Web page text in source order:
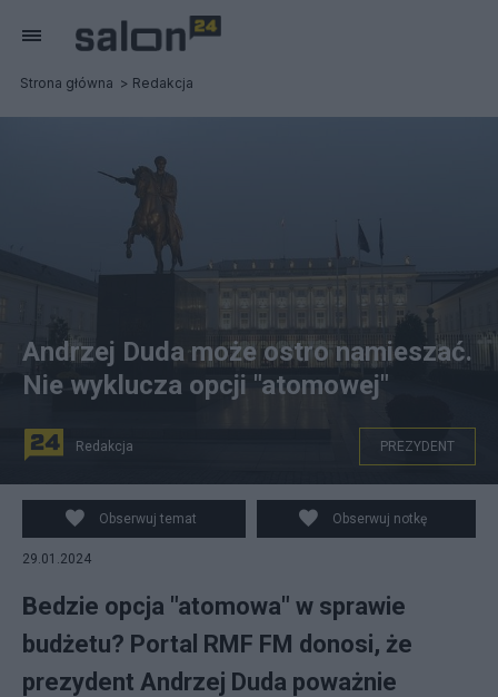
Strona główna Redakcja
KPRP
Andrzej Duda może ostro namieszać.
Nie wyklucza opcji "atomowej"
Redakcja PREZYDENT
Obserwuj temat Obserwuj notkę
29.01.2024
Bedzie opcja "atomowa" w sprawie
budżetu? Portal RMF FM donosi, że
prezydent Andrzej Duda poważnie